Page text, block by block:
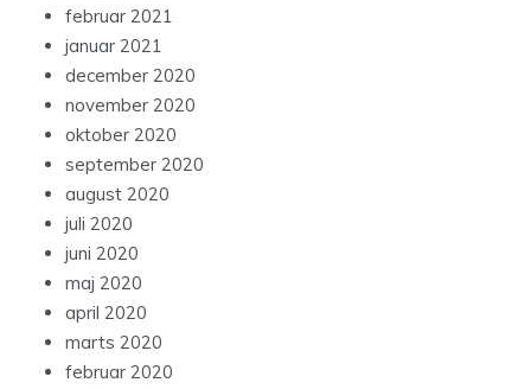
februar 2021
januar 2021
december 2020
november 2020
oktober 2020
september 2020
august 2020
juli 2020
juni 2020
maj 2020
april 2020
marts 2020
februar 2020